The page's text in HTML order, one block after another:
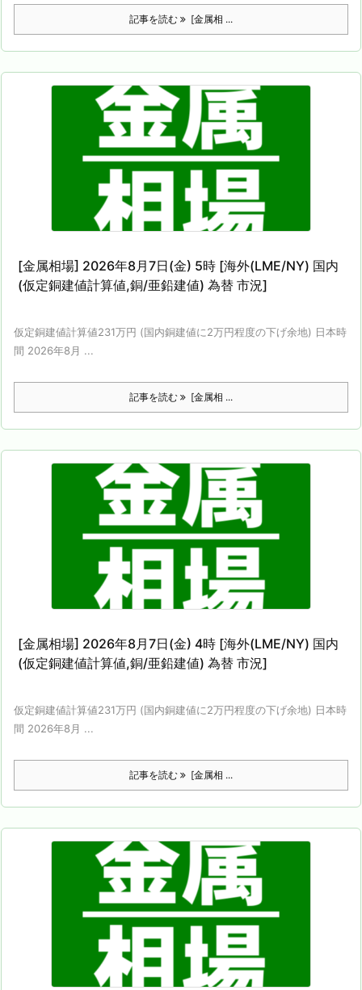
記事を読む [金属相 ...
[金属相場] 2026年8月7日(金) 5時 [海外(LME/NY) 国内
(仮定銅建値計算値,銅/亜鉛建値) 為替 市況]
仮定銅建値計算値231万円 (国内銅建値に2万円程度の下げ余地) 日本時
間 2026年8月 ...
記事を読む [金属相 ...
[金属相場] 2026年8月7日(金) 4時 [海外(LME/NY) 国内
(仮定銅建値計算値,銅/亜鉛建値) 為替 市況]
仮定銅建値計算値231万円 (国内銅建値に2万円程度の下げ余地) 日本時
間 2026年8月 ...
記事を読む [金属相 ...